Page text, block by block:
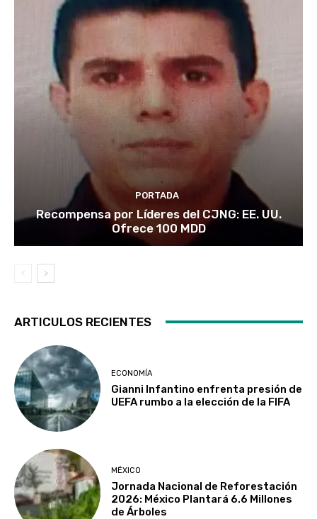
PORTADA
Recompensa por Líderes del CJNG: EE. UU.
Ofrece 100 MDD
ARTICULOS RECIENTES
ECONOMÍA
Gianni Infantino enfrenta presión de
UEFA rumbo a la elección de la FIFA
MÉXICO
Jornada Nacional de Reforestación
2026: México Plantará 6.6 Millones
de Árboles